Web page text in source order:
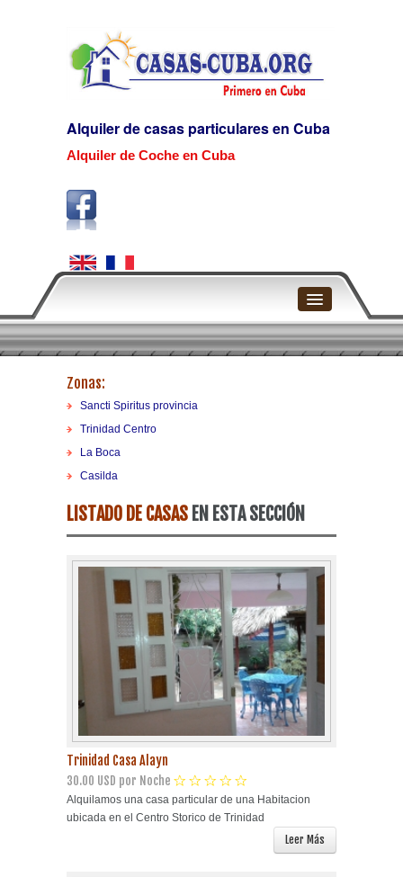
Alquiler de casas particulares en Cuba
Alquiler de Coche en Cuba
Home
Varadero
Cienfuegos
Trinidad
Otras Ciudades
Otros Servicios
Zonas:
Sancti Spiritus provincia
Trinidad Centro
La Boca
Casilda
LISTADO DE CASAS EN ESTA SECCIÓN
Trinidad Casa Alayn
30.00 USD por Noche
Alquilamos una casa particular de una Habitacion
ubicada en el Centro Storico de Trinidad
Leer Más